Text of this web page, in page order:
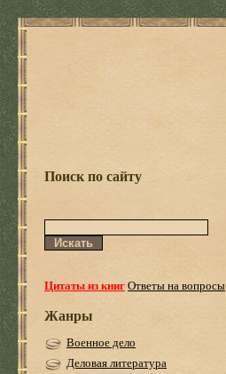
Поиск по сайту
Цитаты из книгОтветы на вопросы
Жанры
Военное дело
Деловая литература